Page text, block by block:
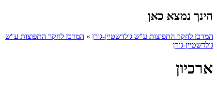
הינך נמצא כאן
המרכז לחקר התפוצות ע"ש גולדשטיין-גורן » המרכז לחקר התפוצות ע"ש
גולדשטיין-גורן
ארכיון